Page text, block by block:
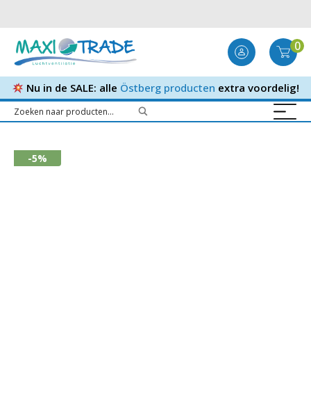
0
Nu in de SALE: alle Östberg producten extra voordelig!
-5%